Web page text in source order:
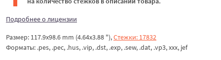
Подробнее о лицензии
Размер: 117.9x98.6 mm (4.64x3.88 "),Стежки: 17832
Форматы: .pes, .pec, .hus, .vip, .dst, .exp, .sew, .dat, .vp3, xxx, jef